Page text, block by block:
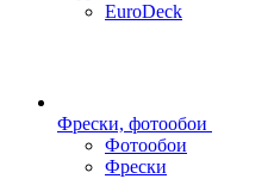
EuroDeck
Фрески, фотообои
Фотообои
Фрески